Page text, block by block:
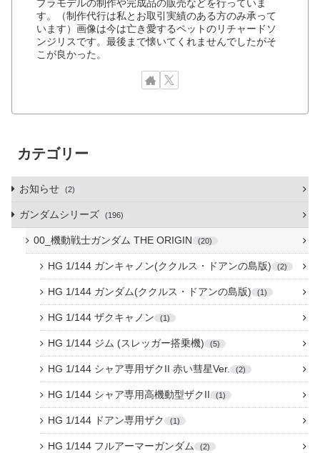
プラモデルの制作や完成品の販売などを行っていま
す。（制作代行は私とお取引実績のある方のみ承って
います）画像は今は亡き愛するペットのリチャードソ
ンジリスです。最後まで懐いてくれませんでしたがそ
こが良かった。
カテゴリー
お知らせ 2
ガンダムシリーズ 196
00_機動戦士ガンダム THE ORIGIN 20
HG 1/144 ガンキャノン(ククルス・ドアンの島版) 2
HG 1/144 ガンダム(ククルス・ドアンの島版) 1
HG 1/144 ザクキャノン 1
HG 1/144 ジム (スレッガー搭乗機) 5
HG 1/144 シャア専用ザクII 赤い彗星Ver. 2
HG 1/144 シャア専用高機動型ザクII 1
HG 1/144 ドアン専用ザク 1
HG 1/144 フルアーマーガンダム 2